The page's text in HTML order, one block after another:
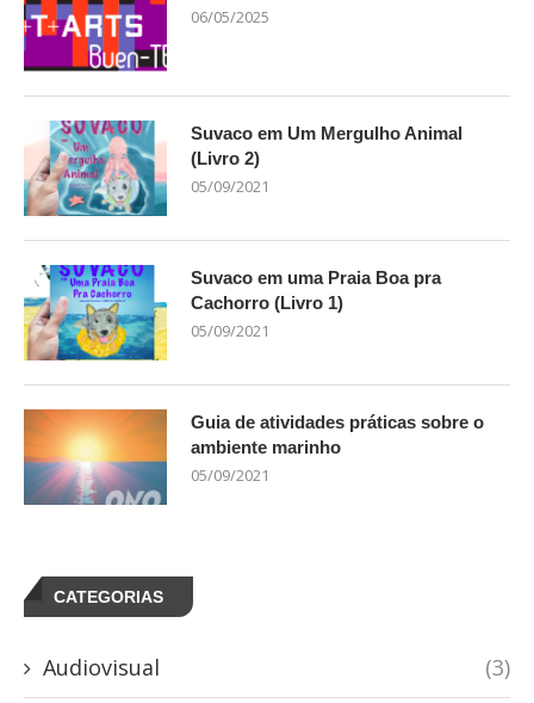
06/05/2025
Suvaco em Um Mergulho Animal
(Livro 2)
05/09/2021
Suvaco em uma Praia Boa pra
Cachorro (Livro 1)
05/09/2021
Guia de atividades práticas sobre o
ambiente marinho
05/09/2021
CATEGORIAS
Audiovisual (3)